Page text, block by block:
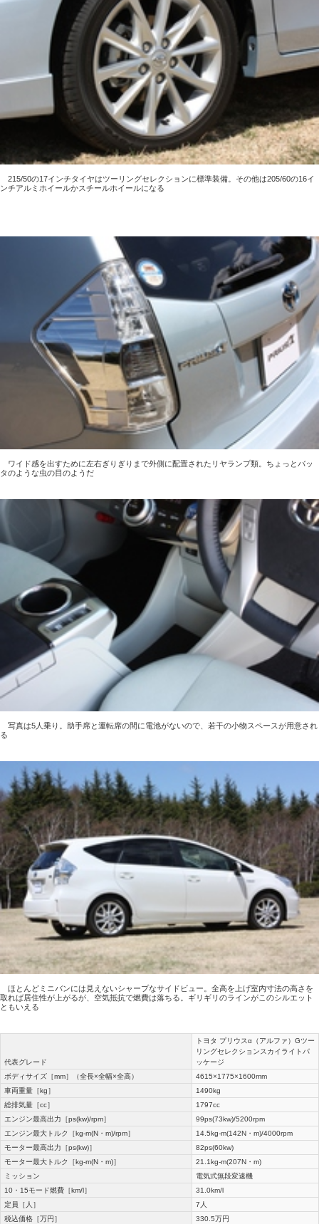
215/50の17インチタイヤはツーリングセレクションに標準装備。その他は205/60の16イ
ンチアルミホイールかスチールホイールになる
ワイド感を出すために左右ぎりぎりまで外側に配置されたリヤランプ類。ちょっとバッ
タのような虫の目のようだ
写真は5人乗り。助手席と運転席の間に電池がないので、若干の小物スペースが用意され
る
ほとんどミニバンには見えないシャープなサイドビュー。全高を上げ室内寸法の高さを
取れば居住性が上がるが、空気抵抗で燃費は落ちる。ギリギリのラインがこのシルエット
ともいえる
代表グレード
トヨタ プリウスα（アルファ）Gツー
リングセレクションスカイライトパ
ッケージ
ボディサイズ［mm］（全長×全幅×全高）
4615×1775×1600mm
車両重量［kg］
1490kg
総排気量［cc］
1797cc
エンジン最高出力［ps(kw)/rpm］
99ps(73kw)/5200rpm
エンジン最大トルク［kg-m(N・m)/rpm］
14.5kg-m(142N・m)/4000rpm
モーター最高出力［ps(kw)］
82ps(60kw)
モーター最大トルク［kg-m(N・m)］
21.1kg-m(207N・m)
ミッション
電気式無段変速機
10・15モード燃費［km/l］
31.0km/l
定員［人］
7人
税込価格［万円］
330.5万円